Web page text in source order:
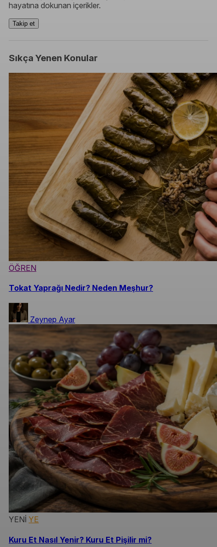
hayatına dokunan içerikler.
Takip et
Sıkça Yenen Konular
ÖĞREN
Tokat Yaprağı Nedir? Neden Meşhur?
Zeynep Ayar
YENİ YE
Kuru Et Nasıl Yenir? Kuru Et Pişilir mi?